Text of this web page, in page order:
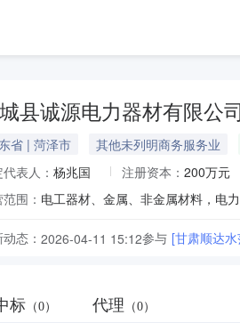
县诚源电力器材有限公司
省 | 菏泽市 其他未列明商务服务业
表人： 杨兆国 注册资本： 200万元
围：
态： 2026-04-11 15:12参与 [甘肃顺达
标 （0） 代理 （0）